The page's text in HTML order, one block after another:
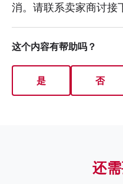
消。请联系卖家商讨接
这个内容有帮助吗？
是 否
还